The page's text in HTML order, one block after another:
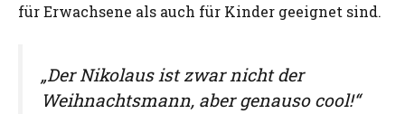
für Erwachsene als auch für Kinder geeignet sind.
„Der Nikolaus ist zwar nicht der
Weihnachtsmann, aber genauso cool!“